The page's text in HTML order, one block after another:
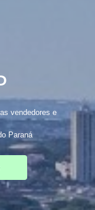
vendedores e
Paraná